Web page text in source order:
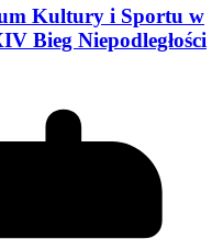
Kultury i Sportu w
Bieg Niepodległości